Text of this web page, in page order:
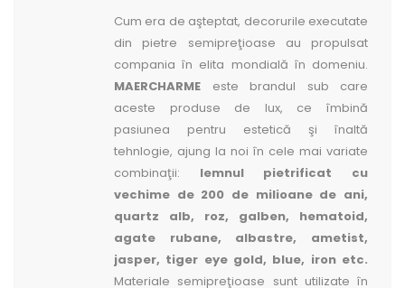
Cum era de aşteptat, decorurile executate
din pietre semipreţioase au propulsat
compania în elita mondială în domeniu.
MAERCHARME este brandul sub care
aceste produse de lux, ce îmbină
pasiunea pentru estetică şi înaltă
tehnlogie, ajung la noi în cele mai variate
combinaţii: lemnul pietrificat cu
vechime de 200 de milioane de ani,
quartz alb, roz, galben, hematoid,
agate rubane, albastre, ametist,
jasper, tiger eye gold, blue, iron etc.
Materiale semipreţioase sunt utilizate în